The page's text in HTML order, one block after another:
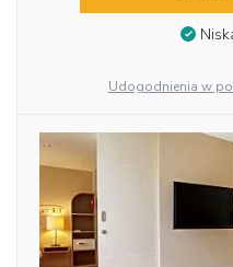
Udogodnienia w